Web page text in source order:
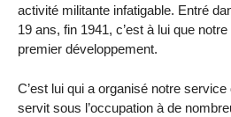
activité militante infatigable. Entré
19 ans, fin 1941, c’est à lui que
premier développement.
C’est lui qui a organisé notre
servit sous l’occupation à de